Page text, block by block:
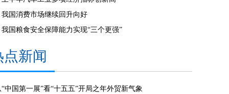
我国消费市场继续回升向好
我国粮食安全保障能力实现“三个更强”
点新闻
“中国第一展”看“十五五”开局之年外贸新气象